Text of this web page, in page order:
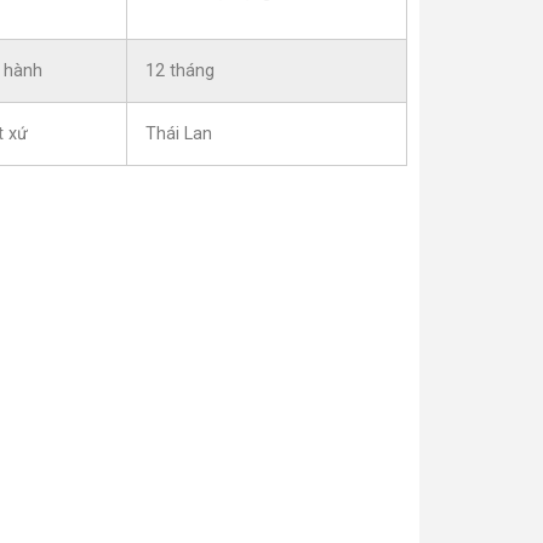
hành 12 tháng
xứ Thái Lan